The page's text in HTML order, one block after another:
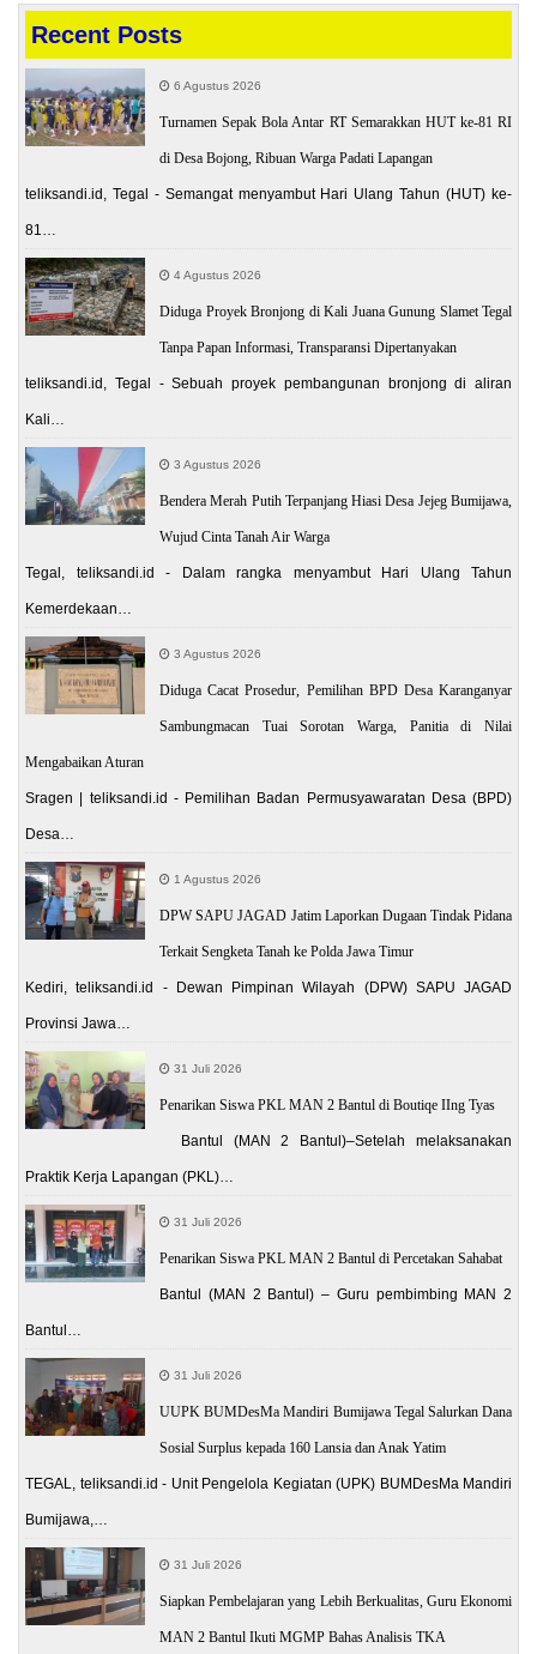
Recent Posts
6 Agustus 2026
Turnamen Sepak Bola Antar RT Semarakkan HUT ke-81 RI
di Desa Bojong, Ribuan Warga Padati Lapangan
teliksandi.id, Tegal - Semangat menyambut Hari Ulang Tahun (HUT) ke-
81…
4 Agustus 2026
Diduga Proyek Bronjong di Kali Juana Gunung Slamet Tegal
Tanpa Papan Informasi, Transparansi Dipertanyakan
teliksandi.id, Tegal - Sebuah proyek pembangunan bronjong di aliran
Kali…
3 Agustus 2026
Bendera Merah Putih Terpanjang Hiasi Desa Jejeg Bumijawa,
Wujud Cinta Tanah Air Warga
Tegal, teliksandi.id - Dalam rangka menyambut Hari Ulang Tahun
Kemerdekaan…
3 Agustus 2026
Diduga Cacat Prosedur, Pemilihan BPD Desa Karanganyar
Sambungmacan Tuai Sorotan Warga, Panitia di Nilai
Mengabaikan Aturan
Sragen | teliksandi.id - Pemilihan Badan Permusyawaratan Desa (BPD)
Desa…
1 Agustus 2026
DPW SAPU JAGAD Jatim Laporkan Dugaan Tindak Pidana
Terkait Sengketa Tanah ke Polda Jawa Timur
Kediri, teliksandi.id - Dewan Pimpinan Wilayah (DPW) SAPU JAGAD
Provinsi Jawa…
31 Juli 2026
Penarikan Siswa PKL MAN 2 Bantul di Boutiqe IIng Tyas
Bantul (MAN 2 Bantul)–Setelah melaksanakan
Praktik Kerja Lapangan (PKL)…
31 Juli 2026
Penarikan Siswa PKL MAN 2 Bantul di Percetakan Sahabat
Bantul (MAN 2 Bantul) – Guru pembimbing MAN 2
Bantul…
31 Juli 2026
UUPK BUMDesMa Mandiri Bumijawa Tegal Salurkan Dana
Sosial Surplus kepada 160 Lansia dan Anak Yatim
TEGAL, teliksandi.id - Unit Pengelola Kegiatan (UPK) BUMDesMa Mandiri
Bumijawa,…
31 Juli 2026
Siapkan Pembelajaran yang Lebih Berkualitas, Guru Ekonomi
MAN 2 Bantul Ikuti MGMP Bahas Analisis TKA